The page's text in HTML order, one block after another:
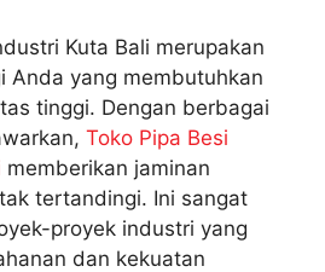
Kuta Bali merupakan
Anda yang membutuhkan
tinggi. Dengan berbagai
Toko Pipa Besi
memberikan jaminan
tertandingi. Ini sangat
proyek industri yang
dan kekuatan